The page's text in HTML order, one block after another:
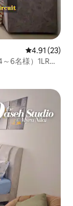
レビュー23
4.91 (23)
6名様）1LR＆